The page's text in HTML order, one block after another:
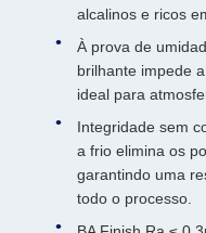
alcalinos e ricos
À prova de
brilhante impede
ideal para
Integridade sem
a frio elimina os
garantindo uma
todo o processo.